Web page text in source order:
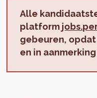
Alle
platform
gebeuren,
en in